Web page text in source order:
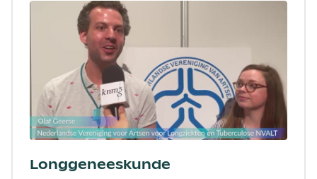
Longgeneeskunde